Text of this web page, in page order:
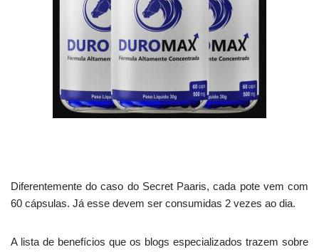
Diferentemente do caso do Secret Paaris, cada pote vem com
60 cápsulas. Já esse devem ser consumidas 2 vezes ao dia.
A lista de benefícios que os blogs especializados trazem sobre